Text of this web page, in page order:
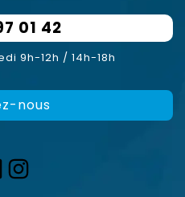
01 42
9h-12h / 14h-18h
nous